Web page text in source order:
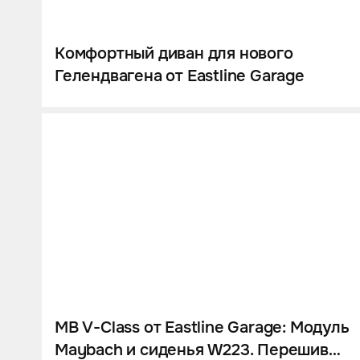
Комфортный диван для нового
Гелендвагена от Eastline Garage
MB V-Class от Eastline Garage: Модуль
Maybach и сиденья W223. Перешив